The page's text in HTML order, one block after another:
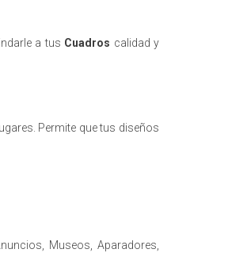
a tus Cuadros calidad y
Permite que tus diseños
Museos, Aparadores,